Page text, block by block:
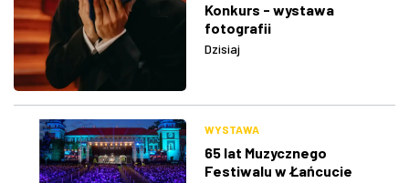
Konkurs - wystawa
fotografii
Dzisiaj
WYSTAWA
65 lat Muzycznego
Festiwalu w Łańcucie